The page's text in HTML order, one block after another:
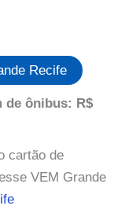
Recife
de ônibus: R$
cartão de
VEM Grande